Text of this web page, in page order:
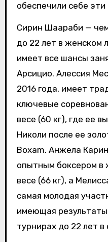
обеспечили себе эти
Сирин Шаараби —
до 22 лет в женском
имеет все шансы
Арсицио. Алессия
2016 года, имеет
ключевые
весе (60 кг), где ее
Николи после ее
Boxam. Анжела
опытным боксером в
весе (66 кг), а
самая молодая
имеющая
турнирах до 22 лет в